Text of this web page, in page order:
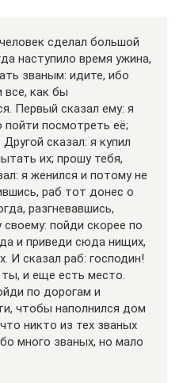
сделал большой
наступило время ужина,
званым: идите, ибо
все, как бы
Первый сказал ему: я
посмотреть её;
сказал: я купил
их; прошу тебя,
я женился и потому не
раб тот донес о
разгневавшись,
пойди скорее по
и приведи сюда нищих,
И сказал раб: господин!
ты, и еще есть место.
по дорогам и
чтобы наполнился дом
никто из тех званых
много званых, но мало